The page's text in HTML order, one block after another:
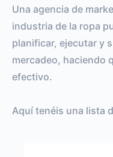
Una agencia de
industria de la ropa
planificar, ejecutar y
mercadeo, haciendo
efectivo.
Aquí tenéis una lista